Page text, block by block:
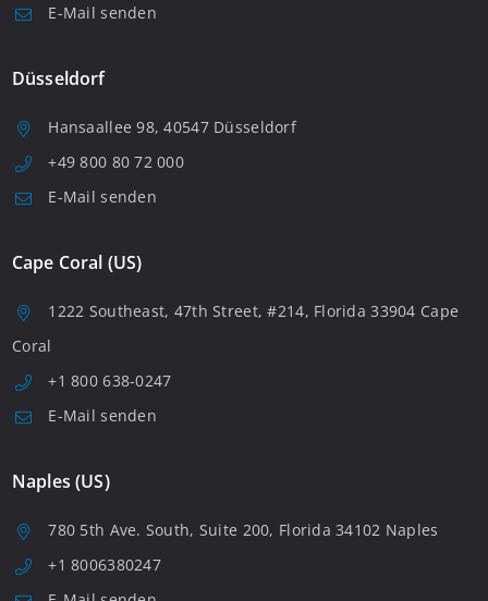
E-Mail senden
Düsseldorf
Hansaallee 98, 40547 Düsseldorf
+49 800 80 72 000
E-Mail senden
Cape Coral (US)
1222 Southeast, 47th Street, #214, Florida 33904 Cape
Coral
+1 800 638-0247
E-Mail senden
Naples (US)
780 5th Ave. South, Suite 200, Florida 34102 Naples
+1 8006380247